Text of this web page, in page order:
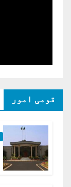
قومی امور